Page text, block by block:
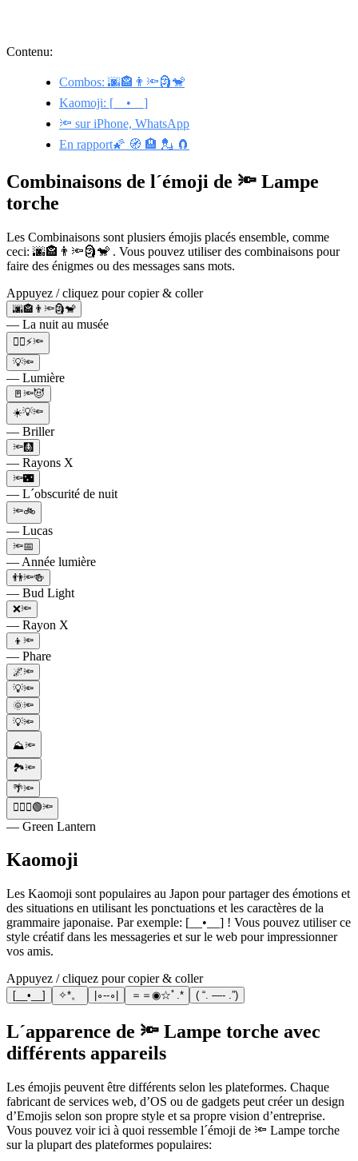
Contenu:
Combos: 🌆🏤👨🔦🗿🐒
Kaomoji: [__•__]
🔦 sur iPhone, WhatsApp
En rapport🌠 🧭 🏨 💂 🧲
Combinaisons de l´émoji de 🔦 Lampe
torche
Les Combinaisons sont plusiers émojis placés ensemble, comme
ceci: 🌆🏤👨🔦🗿🐒 . Vous pouvez utiliser des combinaisons pour
faire des énigmes ou des messages sans mots.
Appuyez / cliquez pour copier & coller
🌆🏤👨🔦🗿🐒
— La nuit au musée
👷‍♂️⚡️🔦
💡🔦
— Lumière
🚪🔦😈
☀️💡🔦
— Briller
🔦🩻
— Rayons X
🔦🌃
— L´obscurité de nuit
🔦🚲
— Lucas
🔦📅
— Année lumière
👬🔦🍻
— Bud Light
❌🔦
— Rayon X
👦🔦
— Phare
🌌🔦
💡🔦
🌞🔦
💡🔦
⛰️🔦
🏞️🔦
🌴🔦
🦸‍♂️✊🟢🔦
— Green Lantern
Kaomoji
Les Kaomoji sont populaires au Japon pour partager des émotions et
des situations en utilisant les ponctuations et les caractères de la
grammaire japonaise. Par exemple: [__•__] ! Vous pouvez utiliser ce
style créatif dans les messageries et sur le web pour impressionner
vos amis.
Appuyez / cliquez pour copier & coller
[__•__] ✧*。 |∘--∘| ＝＝◉☆ﾟ.* ( “. —- .”)
L´apparence de 🔦 Lampe torche avec
différents appareils
Les émojis peuvent être différents selon les plateformes. Chaque
fabricant de services web, d’OS ou de gadgets peut créer un design
d’Emojis selon son propre style et sa propre vision d’entreprise.
Vous pouvez voir ici à quoi ressemble l´émoji de 🔦 Lampe torche
sur la plupart des plateformes populaires: